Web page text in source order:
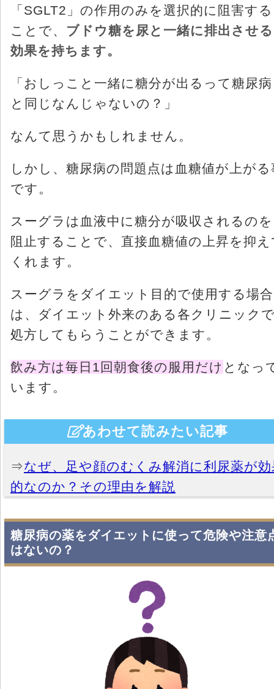
「SGLT2」の作用のみを選択的に阻害する
ことで、 ブドウ糖を尿と一緒に排出させる
効果を持ちます。
「おしっこと一緒に糖分が出るって糖尿病
と同じなんじゃないの？」
なんて思うかもしれません。
しかし、糖尿病の問題点は血糖値が上がる
です。
スーグラは血液中に糖分が吸収されるのを
阻止することで、直接血糖値の上昇を抑え
くれます。
スーグラをダイエット目的で使用する場合
は、ダイエット外来のある各クリニック
処方してもらうことができます。
飲み方は毎日1回朝食後の服用だけ となっ
います。
あわせて読みたい記事
⇒なぜ、足や顔のむくみ解消に利尿薬が効
的なのか？その理由を解説
糖尿病の薬をダイエットに使って危険や注意
はないの？